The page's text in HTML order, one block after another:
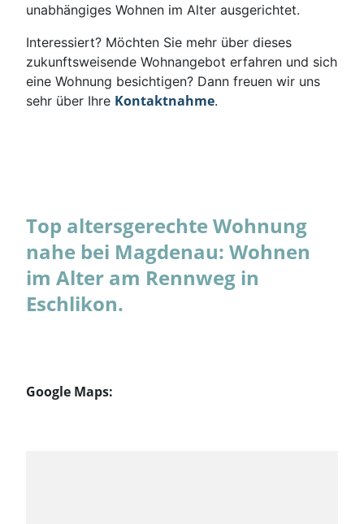
unabhängiges Wohnen im Alter ausgerichtet.
Interessiert? Möchten Sie mehr über dieses
zukunftsweisende Wohnangebot erfahren und sich
eine Wohnung besichtigen? Dann freuen wir uns
sehr über Ihre Kontaktnahme.
Top altersgerechte Wohnung
nahe bei Magdenau: Wohnen
im Alter am Rennweg in
Eschlikon.
Google Maps: